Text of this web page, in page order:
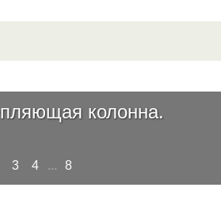
колонна.
3 4 ... 8